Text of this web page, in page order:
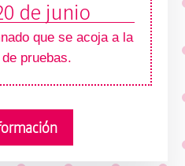
de junio
que se acoja a la
pruebas.